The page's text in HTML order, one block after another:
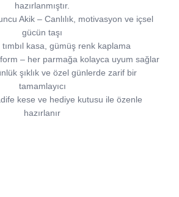
hazırlanmıştır.
Akik – Canlılık, motivasyon ve içsel
gücün taşı
tımbıl kasa, gümüş renk kaplama
– her parmağa kolayca uyum sağlar
şıklık ve özel günlerde zarif bir
tamamlayıcı
kese ve hediye kutusu ile özenle
hazırlanır